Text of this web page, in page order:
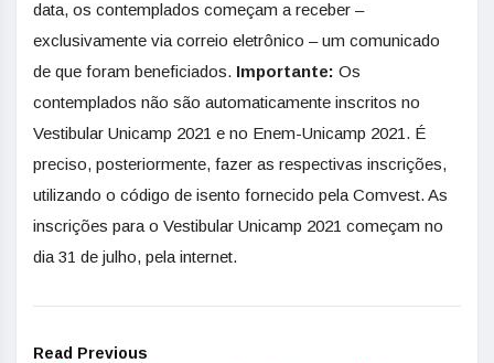
data, os contemplados começam a receber –
exclusivamente via correio eletrônico – um comunicado
de que foram beneficiados. Importante: Os
contemplados não são automaticamente inscritos no
Vestibular Unicamp 2021 e no Enem-Unicamp 2021. É
preciso, posteriormente, fazer as respectivas inscrições,
utilizando o código de isento fornecido pela Comvest. As
inscrições para o Vestibular Unicamp 2021 começam no
dia 31 de julho, pela internet.
Read Previous